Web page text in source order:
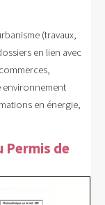
(travaux,
en lien avec
environnement
en énergie,
.
Permis de